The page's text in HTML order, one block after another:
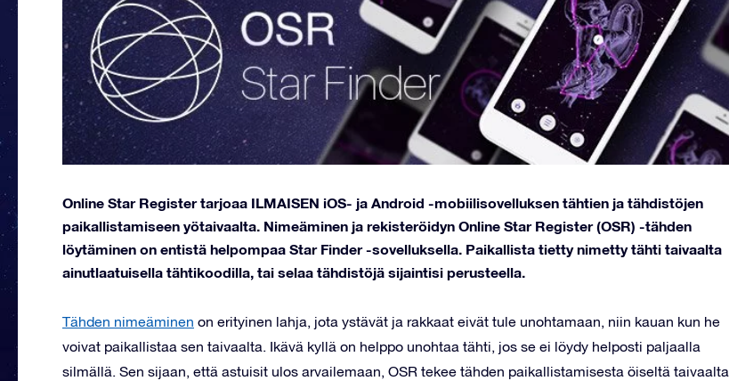
Online Star Register tarjoaa ILMAISEN iOS- ja Android -mobiilisovelluksen tähtien ja tähdistöjen
paikallistamiseen yötaivaalta. Nimeäminen ja rekisteröidyn Online Star Register (OSR) -tähden
löytäminen on entistä helpompaa Star Finder -sovelluksella. Paikallista tietty nimetty tähti taivaalta
ainutlaatuisella tähtikoodilla, tai selaa tähdistöjä sijaintisi perusteella.
Tähden nimeäminen on erityinen lahja, jota ystävät ja rakkaat eivät tule unohtamaan, niin kauan kun he
voivat paikallistaa sen taivaalta. Ikävä kyllä on helppo unohtaa tähti, jos se ei löydy helposti paljaalla
silmällä. Sen sijaan, että astuisit ulos arvailemaan, OSR tekee tähden paikallistamisesta öiseltä taivaalta